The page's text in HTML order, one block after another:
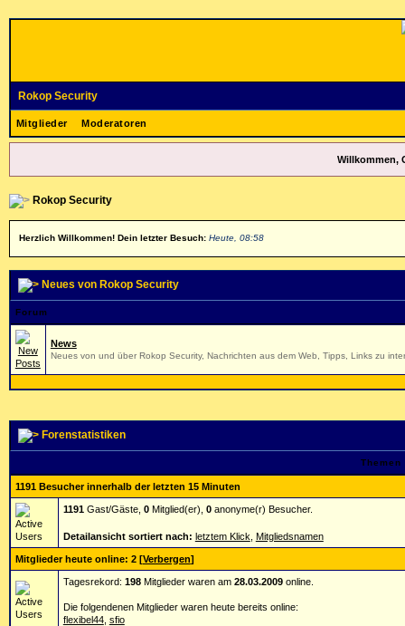
Rokop Security
Mitglieder Moderatoren
Willkommen,
Rokop Security
Herzlich Willkommen! Dein letzter Besuch: Heute, 08:58
Neues von Rokop Security
Forum
News
Neues von und über Rokop Security, Nachrichten aus dem Web, Tipps, Links zu
Forenstatistiken
Themen
1191 Besucher innerhalb der letzten 15 Minuten
1191Gast/Gäste, 0Mitglied(er), 0anonyme(r) Besucher.
Detailansicht sortiert nach: letztem Klick Mitgliedsnamen
Mitglieder heute online: 2 [Verbergen]
Tagesrekord: 198Mitglieder waren am 28.03.2009online.
Die folgendenen Mitglieder waren heute bereits online:
flexibel44, sfio